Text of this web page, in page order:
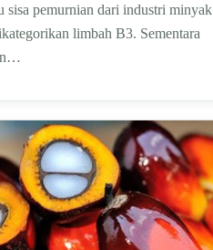
sisa pemurnian dari industri minyak
limbah B3. Sementara